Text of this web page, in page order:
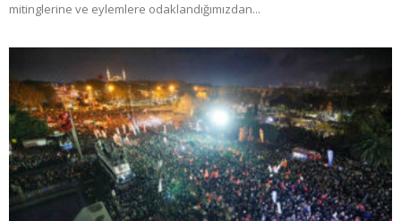
mitinglerine ve eylemlere odaklandığımızdan...